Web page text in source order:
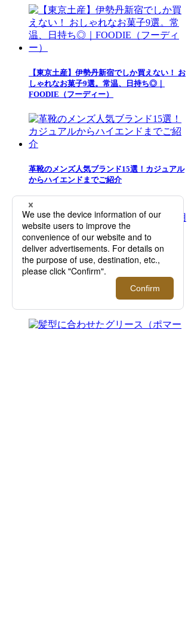
【東京土産】伊勢丹新宿でしか買えない！ お
しゃれなお菓子9選。常温、日持ち◎｜
FOODIE（フーディー）
革靴のメンズ人気ブランド15選！カジュアル
からハイエンドまでご紹介
夏のズボン下の汗対策には「ロンパンをは
く」がおすすめ！3人の愛用者が語る、夏の
メンズインナー選びの正解とは？【2026年5